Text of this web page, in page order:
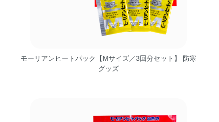
モーリアンヒートパック【Mサイズ／3回分セット】 防寒
グッズ